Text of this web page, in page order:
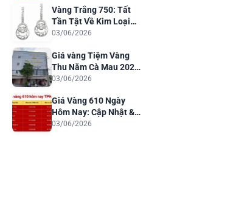
Vàng Trắng 750: Tất
Tần Tật Về Kim Loại
Quý Cho Trang Sức
03/06/2026
Giá vàng Tiệm Vàng
Thu Năm Cà Mau 2026:
Cập Nhật & Phân Tích
03/06/2026
Giá Vàng 610 Ngày
Hôm Nay: Cập Nhật &
Dự Báo 2026
03/06/2026